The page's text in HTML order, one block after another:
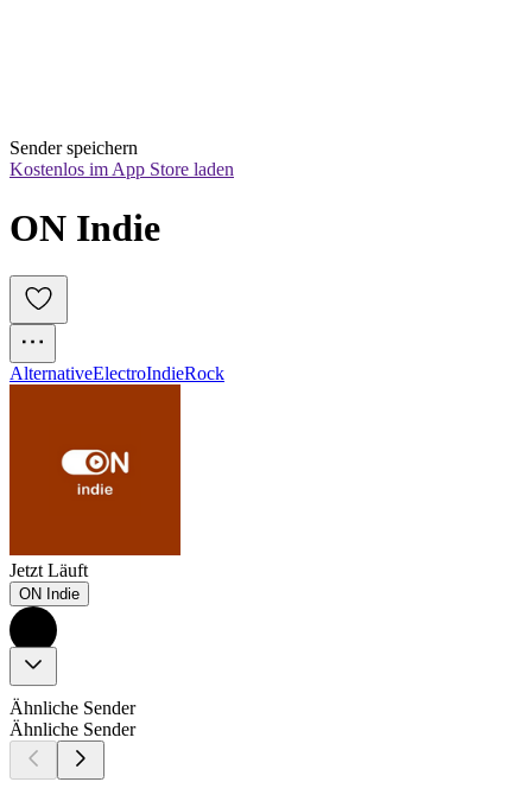
Sender speichern
Kostenlos im App Store laden
ON Indie
AlternativeElectroIndieRock
Jetzt Läuft
ON Indie
Ähnliche Sender
Ähnliche Sender